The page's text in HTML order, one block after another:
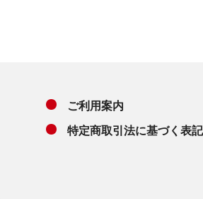
ご利用案内
特定商取引法に基づく表記